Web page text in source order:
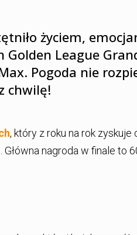
życiem,
League
Pogoda nie
chwilę!
, który z roku na rok
nagroda w finale to